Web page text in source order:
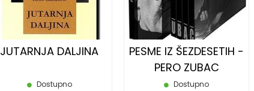
JUTARNJA DALJINA
Dostupno
PESME IZ ŠEZDESETIH -
PERO ZUBAC
Dostupno
ŽELJA